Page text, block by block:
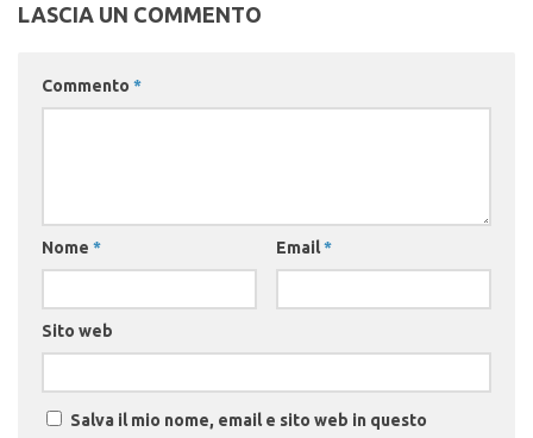
LASCIA UN COMMENTO
Commento *
Nome * Email*
Sito web
Salva il mio nome, email e sito web in questo